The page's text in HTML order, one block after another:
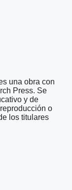
una obra con
Press. Se
y de
o
los titulares